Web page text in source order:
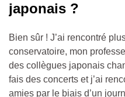
japonais ?
Bien sûr ! J’ai rencontré
conservatoire, mon
des collègues japonais
fais des concerts et j’ai
amies par le biais d’un